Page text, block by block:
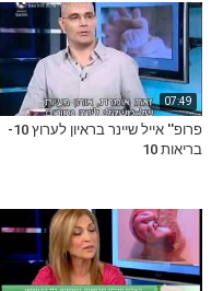
07:49
פרופ'' אייל שיינר בראיון לערוץ 10-
בריאות 10